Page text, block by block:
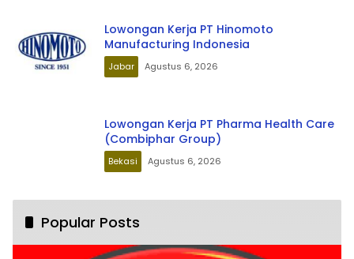
Lowongan Kerja PT Hinomoto
Manufacturing Indonesia
Jabar Agustus 6, 2026
Lowongan Kerja PT Pharma Health Care
(Combiphar Group)
Bekasi Agustus 6, 2026
Popular Posts